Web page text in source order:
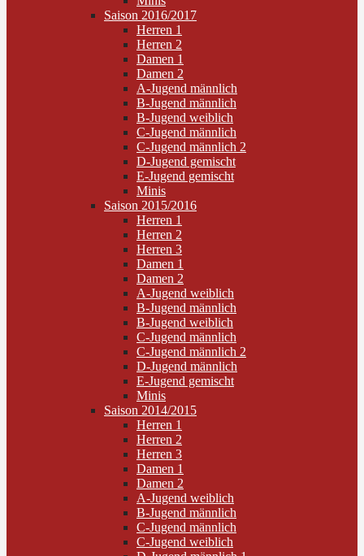
Saison 2016/2017
Herren 1
Herren 2
Damen 1
Damen 2
A-Jugend männlich
B-Jugend männlich
B-Jugend weiblich
C-Jugend männlich
C-Jugend männlich 2
D-Jugend gemischt
E-Jugend gemischt
Minis
Saison 2015/2016
Herren 1
Herren 2
Herren 3
Damen 1
Damen 2
A-Jugend weiblich
B-Jugend männlich
B-Jugend weiblich
C-Jugend männlich
C-Jugend männlich 2
D-Jugend männlich
E-Jugend gemischt
Minis
Saison 2014/2015
Herren 1
Herren 2
Herren 3
Damen 1
Damen 2
A-Jugend weiblich
B-Jugend männlich
C-Jugend männlich
C-Jugend weiblich